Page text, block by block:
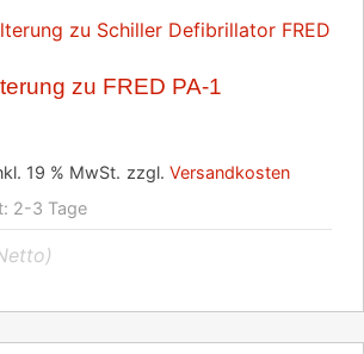
zu FRED PA-1
19 % MwSt. zzgl. Versandkosten
2-3 Tage